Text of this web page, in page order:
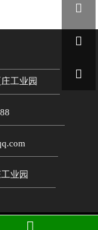
工业园
业园



